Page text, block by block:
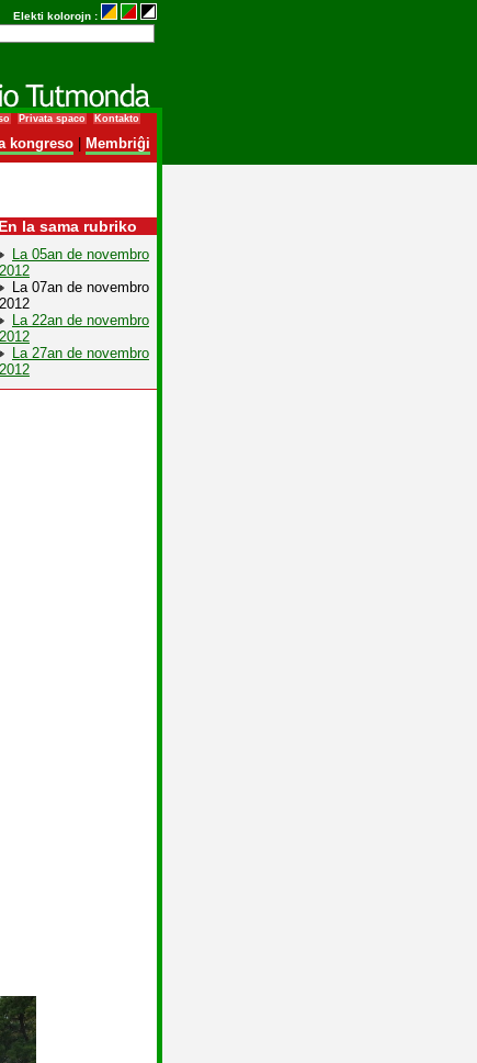
Elekti kolorojn :
Privata spaco Kontakto
kongreso| Membriĝi
En la sama rubriko
La 05an de novembro
2012
La 07an de novembro
2012
La 22an de novembro
2012
La 27an de novembro
2012